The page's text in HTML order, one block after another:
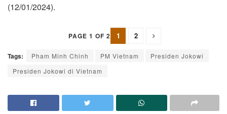
(12/01/2024).
PAGE 1 OF 2 1 2
Tags: Pham Minh Chinh PM Vietnam
Presiden Jokowi
Presiden Jokowi di Vietnam